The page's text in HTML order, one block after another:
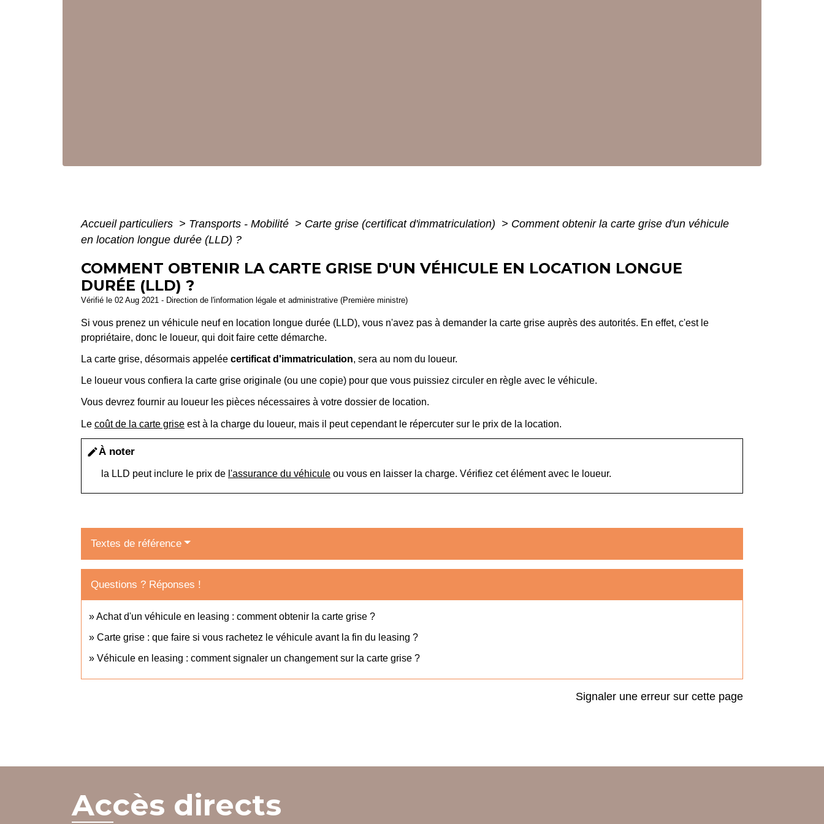
Accueil particuliers > Transports - Mobilité > Carte grise (certificat d'immatriculation) > Comment obtenir la carte grise d'un véhicule
en location longue durée (LLD) ?
COMMENT OBTENIR LA CARTE GRISE D'UN VÉHICULE EN LOCATION LONGUE
DURÉE (LLD) ?
Vérifié le 02 Aug 2021 - Direction de l'information légale et administrative (Première ministre)
Si vous prenez un véhicule neuf en location longue durée (LLD), vous n'avez pas à demander la carte grise auprès des autorités. En effet, c'est le
propriétaire, donc le loueur, qui doit faire cette démarche.
La carte grise, désormais appelée certificat d'immatriculation, sera au nom du loueur.
Le loueur vous confiera la carte grise originale (ou une copie) pour que vous puissiez circuler en règle avec le véhicule.
Vous devrez fournir au loueur les pièces nécessaires à votre dossier de location.
Le coût de la carte grise est à la charge du loueur, mais il peut cependant le répercuter sur le prix de la location.
editÀ noter
la LLD peut inclure le prix de l'assurance du véhicule ou vous en laisser la charge. Vérifiez cet élément avec le loueur.
Textes de référence
Questions ? Réponses !
Achat d'un véhicule en leasing : comment obtenir la carte grise ?
Carte grise : que faire si vous rachetez le véhicule avant la fin du leasing ?
Véhicule en leasing : comment signaler un changement sur la carte grise ?
Signaler une erreur sur cette page
Accès directs